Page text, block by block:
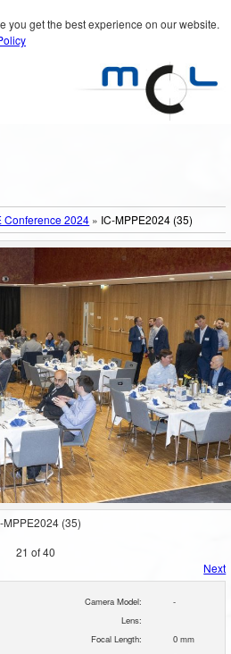
you get the best experience on our website.
Conference 2024 » IC-MPPE2024 (35)
MPPE2024 (35)
21 of 40
Next
Camera Model:
-
Lens:
Focal Length:
0 mm